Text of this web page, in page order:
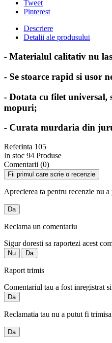
Tweet
Pinterest
Descriere
Detalii ale produsului
- Materialul calitativ nu
- Se stoarce rapid si usor
- Dotata cu filet universal,
mopuri;
- Curata murdaria din
Referinta 105
In stoc 94 Produse
Comentarii (0)
Fii primul care scrie o recenzie
Aprecierea ta pentru recenzie nu
Da
Reclama un comentariu
Sigur doresti sa raportezi acest
Nu Da
Raport trimis
Comentariul tau a fost inregistrat
Da
Reclamatia tau nu a putut fi trimisa
Da